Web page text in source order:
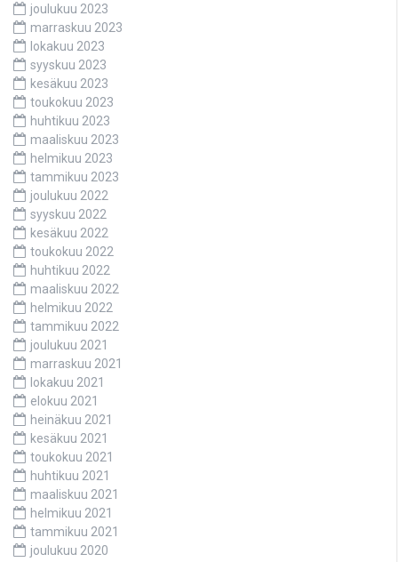
joulukuu 2023
marraskuu 2023
lokakuu 2023
syyskuu 2023
kesäkuu 2023
toukokuu 2023
huhtikuu 2023
maaliskuu 2023
helmikuu 2023
tammikuu 2023
joulukuu 2022
syyskuu 2022
kesäkuu 2022
toukokuu 2022
huhtikuu 2022
maaliskuu 2022
helmikuu 2022
tammikuu 2022
joulukuu 2021
marraskuu 2021
lokakuu 2021
elokuu 2021
heinäkuu 2021
kesäkuu 2021
toukokuu 2021
huhtikuu 2021
maaliskuu 2021
helmikuu 2021
tammikuu 2021
joulukuu 2020